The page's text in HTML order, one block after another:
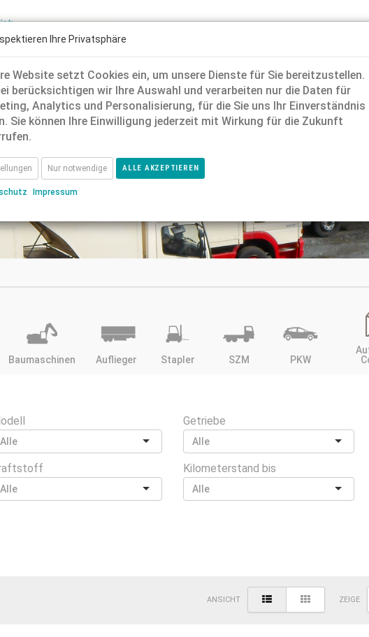
+49 (0) 52 50 - 93 32
Impressum AGB Datenschutz
Baumaschinen Auflieger Stapler SZM PKW
Getriebe
Kilometerstand bis
ZEIGE
ANSICHT
Ihre Privatsphäre
Website setzt Cookies ein, um unsere Dienste für Sie bereitzustellen.
berücksichtigen wir Ihre Auswahl und verarbeiten nur die Daten für
Analytics und Personalisierung, für die Sie uns Ihr Einverständnis
Sie können Ihre Einwilligung jederzeit mit Wirkung für die Zukunft
Nur notwendige ALLE AKZEPTIEREN
Impressum